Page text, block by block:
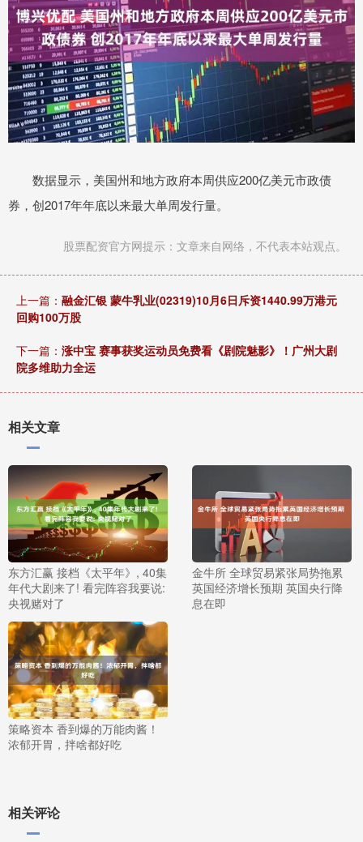
数据显示，美国州和地方政府本周供应200亿美元市政债
券，创2017年年底以来最大单周发行量。
股票配资官方网提示：文章来自网络，不代表本站观点。
上一篇： 融金汇银 蒙牛乳业(02319)10月6日斥资1440.99万港元
回购100万股
下一篇： 涨中宝 赛事获奖运动员免费看《剧院魅影》！广州大剧
院多维助力全运
相关文章
东方汇赢 接档《太平年》, 40集
年代大剧来了! 看完阵容我要说:
央视赌对了
金牛所 全球贸易紧张局势拖累
英国经济增长预期 英国央行降
息在即
策略资本 香到爆的万能肉酱！
浓郁开胃，拌啥都好吃
相关评论